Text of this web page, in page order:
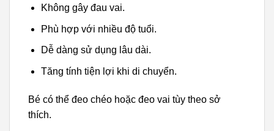
Không gây đau vai.
Phù hợp với nhiều độ tuổi.
Dễ dàng sử dụng lâu dài.
Tăng tính tiện lợi khi di chuyển.
Bé có thể đeo chéo hoặc đeo vai tùy theo sở
thích.